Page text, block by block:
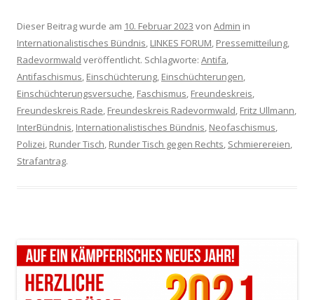
Dieser Beitrag wurde am 10. Februar 2023 von Admin in
Internationalistisches Bündnis, LINKES FORUM, Pressemitteilung,
Radevormwald veröffentlicht. Schlagworte: Antifa,
Antifaschismus, Einschüchterung, Einschüchterungen,
Einschüchterungsversuche, Faschismus, Freundeskreis,
Freundeskreis Rade, Freundeskreis Radevormwald, Fritz Ullmann,
InterBündnis, Internationalistisches Bündnis, Neofaschismus,
Polizei, Runder Tisch, Runder Tisch gegen Rechts, Schmierereien,
Strafantrag.